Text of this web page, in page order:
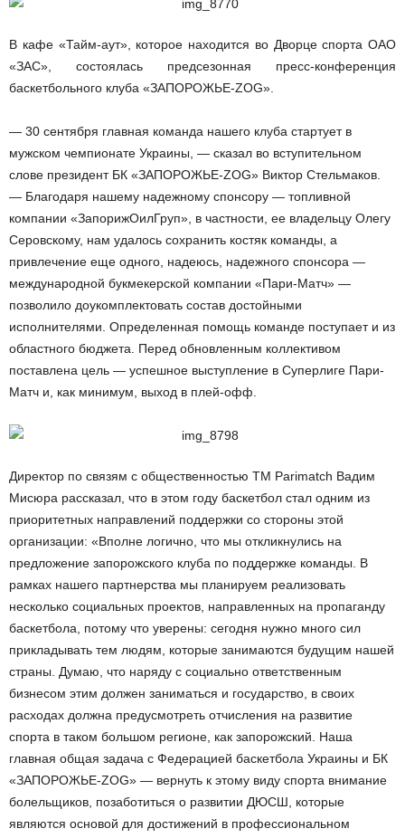
В кафе «Тайм-аут», которое находится во Дворце спорта ОАО
«ЗАС», состоялась предсезонная пресс-конференция
баскетбольного клуба «ЗАПОРОЖЬЕ-ZOG».
— 30 сентября главная команда нашего клуба стартует в
мужском чемпионате Украины, — сказал во вступительном
слове президент БК «ЗАПОРОЖЬЕ-ZOG» Виктор Стельмаков.
— Благодаря нашему надежному спонсору — топливной
компании «ЗапорижОилГруп», в частности, ее владельцу Олегу
Серовскому, нам удалось сохранить костяк команды, а
привлечение еще одного, надеюсь, надежного спонсора —
международной букмекерской компании «Пари-Матч» —
позволило доукомплектовать состав достойными
исполнителями. Определенная помощь команде поступает и из
областного бюджета. Перед обновленным коллективом
поставлена цель — успешное выступление в Суперлиге Пари-
Матч и, как минимум, выход в плей-офф.
Директор по связям с общественностью TM Parimatch Вадим
Мисюра рассказал, что в этом году баскетбол стал одним из
приоритетных направлений поддержки со стороны этой
организации: «Вполне логично, что мы откликнулись на
предложение запорожского клуба по поддержке команды. В
рамках нашего партнерства мы планируем реализовать
несколько социальных проектов, направленных на пропаганду
баскетбола, потому что уверены: сегодня нужно много сил
прикладывать тем людям, которые занимаются будущим нашей
страны. Думаю, что наряду с социально ответственным
бизнесом этим должен заниматься и государство, в своих
расходах должна предусмотреть отчисления на развитие
спорта в таком большом регионе, как запорожский. Наша
главная общая задача с Федерацией баскетбола Украины и БК
«ЗАПОРОЖЬЕ-ZOG» — вернуть к этому виду спорта внимание
болельщиков, позаботиться о развитии ДЮСШ, которые
являются основой для достижений в профессиональном